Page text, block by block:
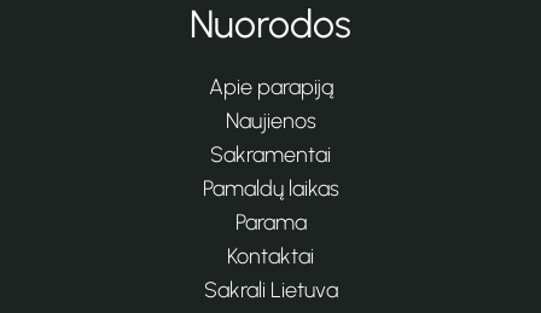
Nuorodos
Apie parapiją
Naujienos
Sakramentai
Pamaldų laikas
Parama
Kontaktai
Sakrali Lietuva